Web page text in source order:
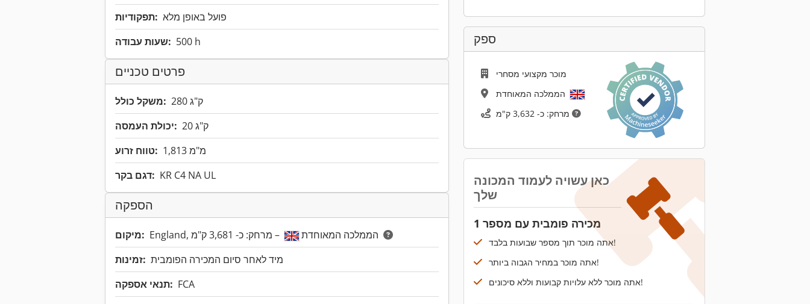
תפקודיות: פועל באופן מלא
שעות עבודה: 500 h
פרטים טכניים
משקל כולל:
280 ק"ג
יכולת העמסה:
20 ק"ג
טווח זרוע:
1,813 מ"מ
דגם בקר: KR C4 NA UL
הספקה
מיקום: England, הממלכה המאוחדת
זמינות: מיד לאחר סיום המכירה הפומבית
תנאי אספקה: FCA
ספק
מוכר מקצועי מסחרי
כאן עשויה לעמוד המכונה
שלך
מכירה פומבית עם מספר 1
אתה מוכר תוך מספר שבועות בלבד!
אתה מוכר במחיר הגבוה ביותר!
אתה מוכר ללא עלויות קבועות וללא סיכונים!